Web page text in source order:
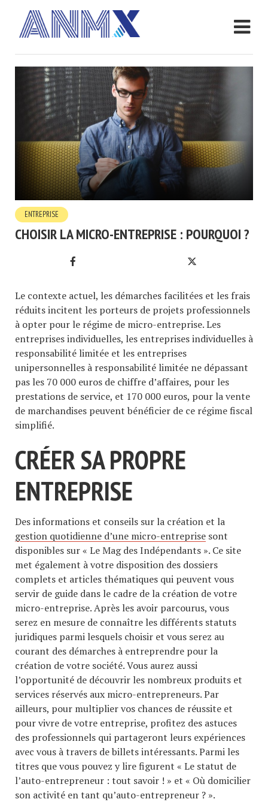
ENTREPRISE
CHOISIR LA MICRO-ENTREPRISE : POURQUOI ?
Le contexte actuel, les démarches facilitées et les frais
réduits incitent les porteurs de projets professionnels
à opter pour le régime de micro-entreprise. Les
entreprises individuelles, les entreprises individuelles à
responsabilité limitée et les entreprises
unipersonnelles à responsabilité limitée ne dépassant
pas les 70 000 euros de chiffre d’affaires, pour les
prestations de service, et 170 000 euros, pour la vente
de marchandises peuvent bénéficier de ce régime fiscal
simplifié.
CRÉER SA PROPRE
ENTREPRISE
Des informations et conseils sur la création et la
gestion quotidienne d’une micro-entreprise sont
disponibles sur « Le Mag des Indépendants ». Ce site
met également à votre disposition des dossiers
complets et articles thématiques qui peuvent vous
servir de guide dans le cadre de la création de votre
micro-entreprise. Après les avoir parcourus, vous
serez en mesure de connaître les différents statuts
juridiques parmi lesquels choisir et vous serez au
courant des démarches à entreprendre pour la
création de votre société. Vous aurez aussi
l’opportunité de découvrir les nombreux produits et
services réservés aux micro-entrepreneurs. Par
ailleurs, pour multiplier vos chances de réussite et
pour vivre de votre entreprise, profitez des astuces
des professionnels qui partageront leurs expériences
avec vous à travers de billets intéressants. Parmi les
titres que vous pouvez y lire figurent « Le statut de
l’auto-entrepreneur : tout savoir ! » et « Où domicilier
son activité en tant qu’auto-entrepreneur ? ».